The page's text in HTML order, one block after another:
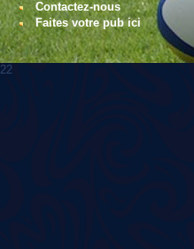
Contactez-nous
Faites votre pub ici
22